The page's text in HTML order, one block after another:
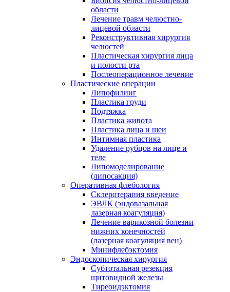
области
Лечение травм челюстно-
лицевой области
Реконструктивная хирургия
челюстей
Пластическая хирургия лица
и полости рта
Послеоперационное лечение
Пластические операции
Липофилинг
Пластика груди
Подтяжка
Пластика живота
Пластика лица и шеи
Интимная пластика
Удаление рубцов на лице и
теле
Липомоделирование
(липосакция)
Оперативная флебология
Склеротерапия введение
ЭВЛК (эндовазальная
лазерная коагуляция)
Лечение варикозной болезни
нижних конечностей
(лазерная коагуляция вен)
Минифлебэктомия
Эндоскопическая хирургия
Субтотальная резекция
щитовидной железы
Тиреоидэктомия